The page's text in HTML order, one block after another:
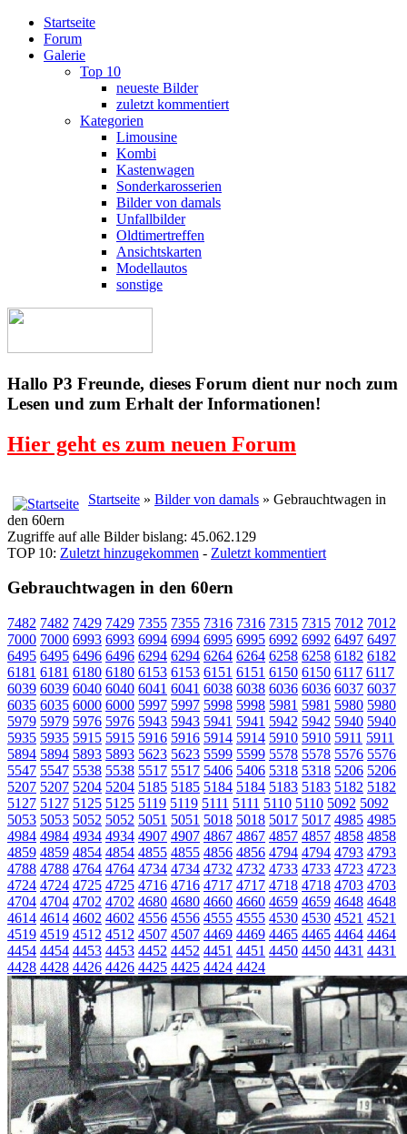
Startseite
Forum
Galerie
Top 10
neueste Bilder
zuletzt kommentiert
Kategorien
Limousine
Kombi
Kastenwagen
Sonderkarosserien
Bilder von damals
Unfallbilder
Oldtimertreffen
Ansichtskarten
Modellautos
sonstige
Hallo P3 Freunde, dieses Forum dient nur noch zum
Lesen und zum Erhalt der Informationen!
Hier geht es zum neuen Forum
Startseite » Bilder von damals » Gebrauchtwagen in
den 60ern
Zugriffe auf alle Bilder bislang: 45.062.129
TOP 10: Zuletzt hinzugekommen - Zuletzt kommentiert
Gebrauchtwagen in den 60ern
7482 7482 7429 7429 7355 7355 7316 7316 7315 7315 7012 7012
7000 7000 6993 6993 6994 6994 6995 6995 6992 6992 6497 6497
6495 6495 6496 6496 6294 6294 6264 6264 6258 6258 6182 6182
6181 6181 6180 6180 6153 6153 6151 6151 6150 6150 6117 6117
6039 6039 6040 6040 6041 6041 6038 6038 6036 6036 6037 6037
6035 6035 6000 6000 5997 5997 5998 5998 5981 5981 5980 5980
5979 5979 5976 5976 5943 5943 5941 5941 5942 5942 5940 5940
5935 5935 5915 5915 5916 5916 5914 5914 5910 5910 5911 5911
5894 5894 5893 5893 5623 5623 5599 5599 5578 5578 5576 5576
5547 5547 5538 5538 5517 5517 5406 5406 5318 5318 5206 5206
5207 5207 5204 5204 5185 5185 5184 5184 5183 5183 5182 5182
5127 5127 5125 5125 5119 5119 5111 5111 5110 5110 5092 5092
5053 5053 5052 5052 5051 5051 5018 5018 5017 5017 4985 4985
4984 4984 4934 4934 4907 4907 4867 4867 4857 4857 4858 4858
4859 4859 4854 4854 4855 4855 4856 4856 4794 4794 4793 4793
4788 4788 4764 4764 4734 4734 4732 4732 4733 4733 4723 4723
4724 4724 4725 4725 4716 4716 4717 4717 4718 4718 4703 4703
4704 4704 4702 4702 4680 4680 4660 4660 4659 4659 4648 4648
4614 4614 4602 4602 4556 4556 4555 4555 4530 4530 4521 4521
4519 4519 4512 4512 4507 4507 4469 4469 4465 4465 4464 4464
4454 4454 4453 4453 4452 4452 4451 4451 4450 4450 4431 4431
4428 4428 4426 4426 4425 4425 4424 4424